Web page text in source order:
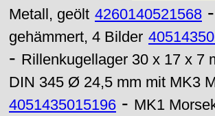
Metall, geölt 4260140521568 -
gehämmert, 4 Bilder
- Rillenkugellager 30 x 17 x 7
DIN 345 Ø 24,5 mm mit MK3
4051435015196 - MK1